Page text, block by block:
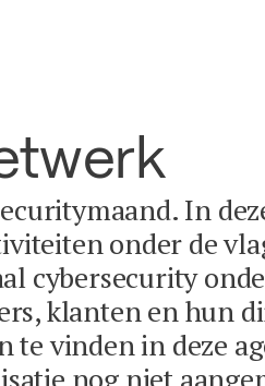
In
onder de
cybersecurity
klanten en hun
vinden in deze
nog niet